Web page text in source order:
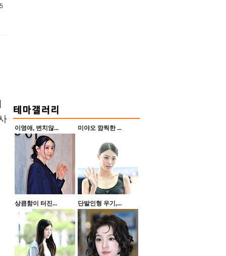
이영애, 변치않... 미야오 깜찍한 ...
상큼함이 터진... 단발인형 우기,...